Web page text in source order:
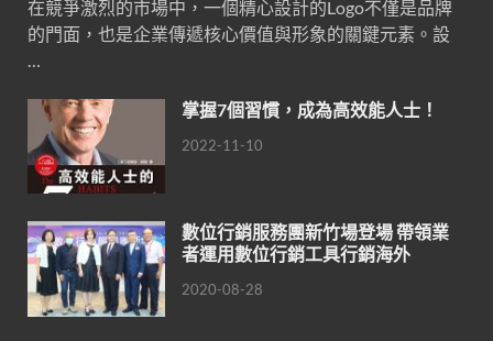
在競爭激烈的市場中，一個精心設計的Logo不僅是品牌
的門面，也是企業傳遞核心價值與形象的關鍵元素。設
…
掌握7個習慣，成為高效能人士！
2022-11-10
數位行銷服務團新竹場登場 帶領業
者運用數位行銷工具行銷海外
2020-08-28